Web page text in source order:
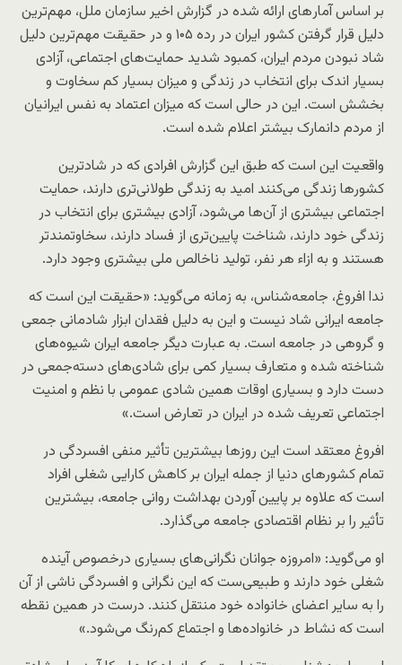
بر اساس آمار‌های ارائه شده در گزارش اخیر سازمان ملل، مهم‌ترین
دلیل قرار گرفتن کشور ایران در رده ۱۰۵ و در حقیقت مهم‌ترین دلیل
شاد نبودن مردم ایران، کمبود شدید حمایت‌های اجتماعی، آزادی
بسیار اندک برای انتخاب در زندگی و میزان بسیار کم سخاوت و
بخشش است. این در حالی است که میزان اعتماد به نفس ایرانیان
از مردم دانمارک بیشتر اعلام شده است.
واقعیت این است که طبق این گزارش افرادی که در شادترین
کشورها زندگی می‌کنند امید به زندگی طولانی‌تری دارند، حمایت
اجتماعی بیشتری از آن‌ها می‌شود، آزادی بیشتری برای انتخاب در
زندگی خود دارند، شناخت پایین‌تری از فساد دارند، سخاوتمندتر
هستند و به ازاء هر نفر، تولید ناخالص ملی بیشتری وجود دارد.
ندا افروغ، جامعه‌شناس، به زمانه می‌گوید: «حقیقت این است که
جامعه ایرانی شاد نیست و این به دلیل فقدان ابزار شادمانی جمعی
و گروهی در جامعه است. به عبارت دیگر جامعه ایران شیوه‌های
شناخته شده و متعارف بسیار کمی برای شادی‌های دسته‌جمعی در
دست دارد و بسیاری اوقات همین شادی عمومی با نظم و امنیت
اجتماعی تعریف شده در ایران در تعارض است.»
افروغ معتقد است این روزها بیشترین تأثیر منفی افسردگی در
تمام کشورهای دنیا از جمله ایران بر کاهش کارایی شغلی افراد
است که علاوه بر پایین آوردن بهداشت روانی جامعه، بیشترین
تأثیر را بر نظام اقتصادی جامعه می‌گذارد.
او می‌گوید: «امروزه جوانان نگرانی‌های بسیاری درخصوص آینده
شغلی خود دارند و طبیعی‌ست که این نگرانی و افسردگی ناشی از آن
را به سایر اعضای خانواده خود منتقل کنند. درست در همین نقطه
است که نشاط در خانواده‌ها و اجتماع کم‌رنگ می‌شود.»